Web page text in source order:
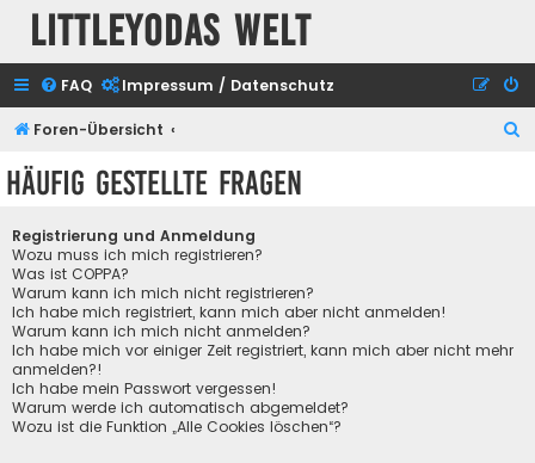
Littleyodas Welt
FAQ Impressum / Datenschutz
Foren-Übersicht
Häufig gestellte Fragen
Registrierung und Anmeldung
Wozu muss ich mich registrieren?
Was ist COPPA?
Warum kann ich mich nicht registrieren?
Ich habe mich registriert, kann mich aber nicht anmelden!
Warum kann ich mich nicht anmelden?
Ich habe mich vor einiger Zeit registriert, kann mich aber nicht mehr
anmelden?!
Ich habe mein Passwort vergessen!
Warum werde ich automatisch abgemeldet?
Wozu ist die Funktion „Alle Cookies löschen“?